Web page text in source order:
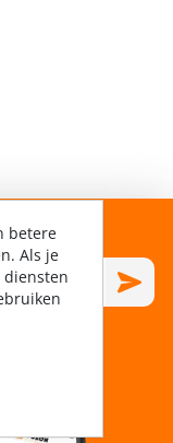
betere
Als je
diensten